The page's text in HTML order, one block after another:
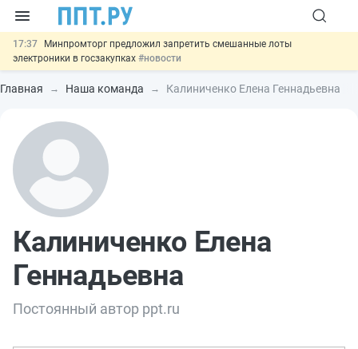
17:37
Минпромторг предложил запретить смешанные лоты
электроники в госзакупках #новости
17:13 Подписан указ об отмене спецрежима для вкладов физлиц из
недружественных стран#новости
15:51
МВД запускает автоматическое аннулирование патента
иностранцев за неуплату НДФЛ
13:48
Обеспечительный платёж СПОТ могут заменить
банковской гарантией
Главная Наша команда Калиниченко Елена Геннадьевна
Калиниченко Елена
Геннадьевна
Постоянный автор ppt.ru